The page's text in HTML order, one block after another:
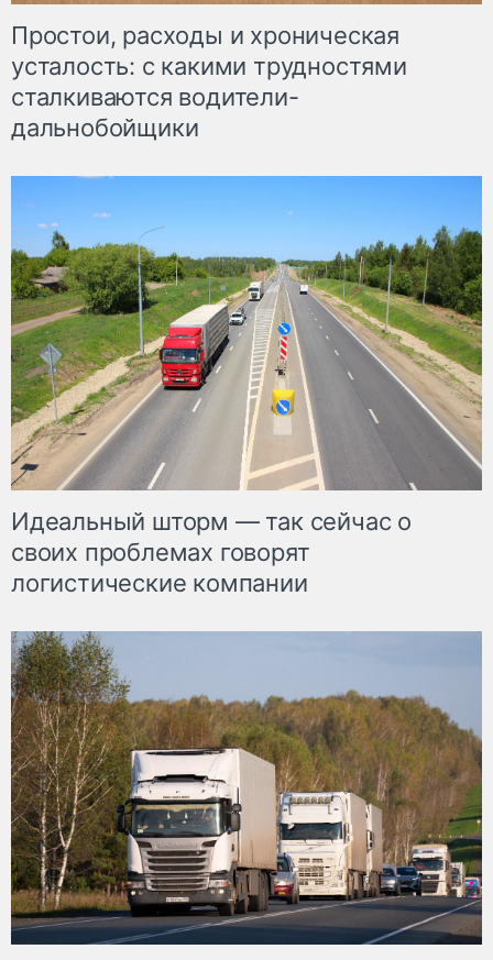
Простои, расходы и хроническая
усталость: с какими трудностями
сталкиваются водители-
дальнобойщики
Идеальный шторм — так сейчас о
своих проблемах говорят
логистические компании